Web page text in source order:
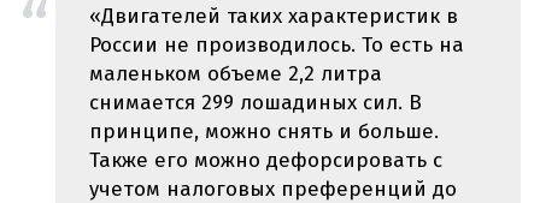
«Двигателей таких характеристик в
России не производилось. То есть на
маленьком объеме 2,2 литра
снимается 299 лошадиных сил. В
принципе, можно снять и больше.
Также его можно дефорсировать с
учетом налоговых преференций до